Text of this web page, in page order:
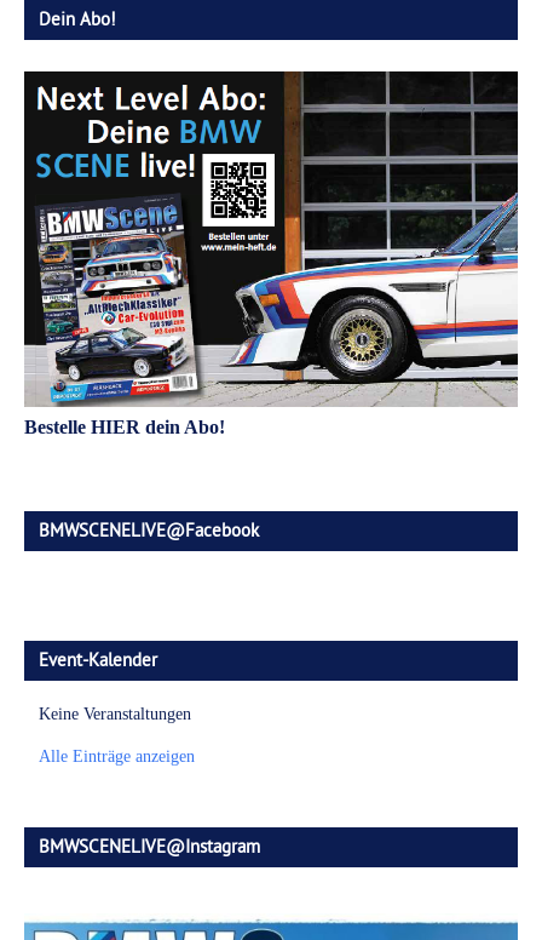
Dein Abo!
Bestelle HIER dein Abo!
BMWSCENELIVE@Facebook
Event-Kalender
Keine Veranstaltungen
Alle Einträge anzeigen
BMWSCENELIVE@Instagram